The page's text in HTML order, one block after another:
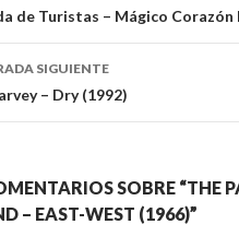
de Turistas – Mágico
SIGUIENTE
– Dry (1992)
SOBRE “THE
– EAST-WEST (1966)”